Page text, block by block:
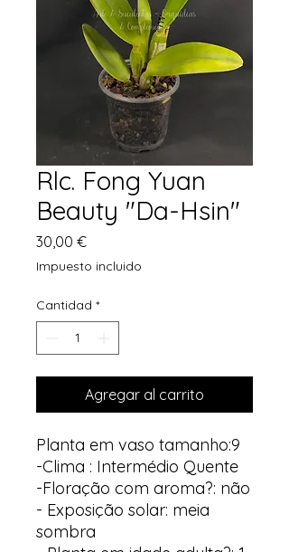
Rlc. Fong Yuan
Beauty "Da-Hsin"
30,00 €Precio
Impuesto incluido
Cantidad *
Agregar al carrito
Planta em vaso tamanho:9
-Clima : Intermédio Quente
-Floração com aroma?: não
- Exposição solar: meia
sombra